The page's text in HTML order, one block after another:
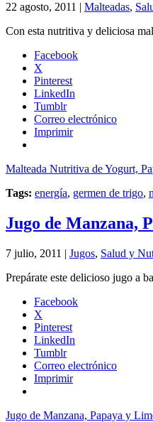
22 agosto, 2011 | Malteadas,
Con esta nutritiva y deliciosa
Facebook
X
Pinterest
LinkedIn
Tumblr
Correo electrónico
Imprimir
Malteada Nutritiva de Yogurt,
Tags: energía, germen de trigo,
Jugo de Manzana,
7 julio, 2011 | Jugos, Salud y
Prepárate este delicioso jugo a
Facebook
X
Pinterest
LinkedIn
Tumblr
Correo electrónico
Imprimir
Jugo de Manzana, Papaya y